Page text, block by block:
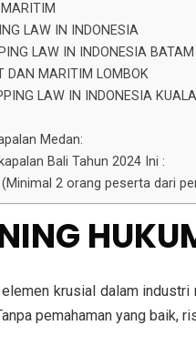
LAW IN INDONESIA
LAW IN INDONESIA BATAM
DAN MARITIM LOMBOK
LAW IN INDONESIA
Medan:
Bali Tahun 2024 Ini :
2 orang peserta dari
krusial dalam
pemahaman yang baik,